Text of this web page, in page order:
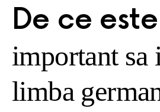
De ce este
important sa
limba